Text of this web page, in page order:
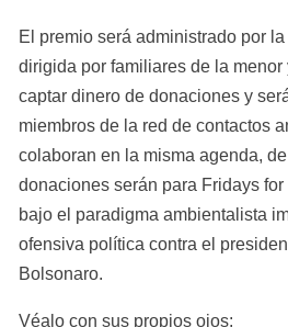
El premio será administrado por
dirigida por familiares de la menor
captar dinero de donaciones y
miembros de la red de contactos
colaboran en la misma agenda,
donaciones serán para Fridays for
bajo el paradigma ambientalista
ofensiva política contra el
Bolsonaro.
Véalo con sus propios ojos: